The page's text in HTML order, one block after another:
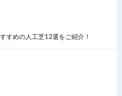
すめの人工芝12選をご紹介！